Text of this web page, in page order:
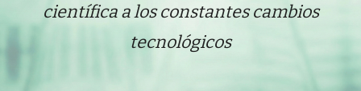
científica a los constantes cambios
tecnológicos